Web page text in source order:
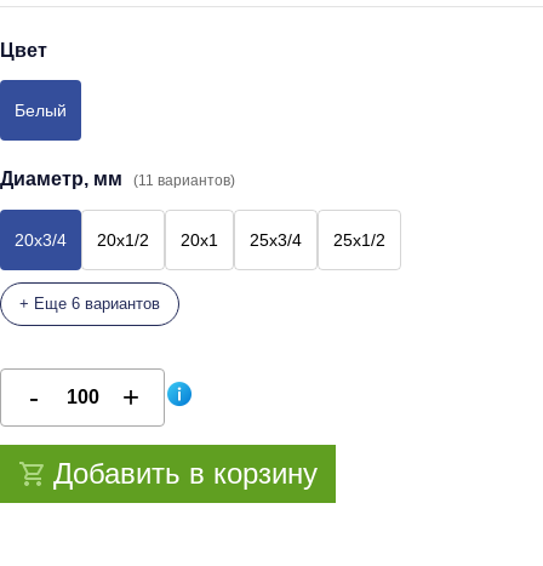
Цвет
Белый
Диаметр, мм (11 вариантов)
20х3/4 20х1/2 20х1 25х3/4 25х1/2
+ Еще 6 вариантов
Добавить в корзину